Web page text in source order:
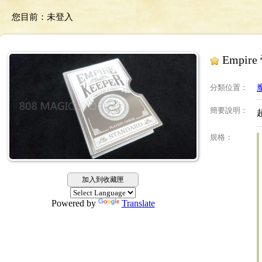
您目前： 未登入
加入到收藏匣
Powered by Translate
Empire
分類位置 ：
簡要說明 ：
規格 ：